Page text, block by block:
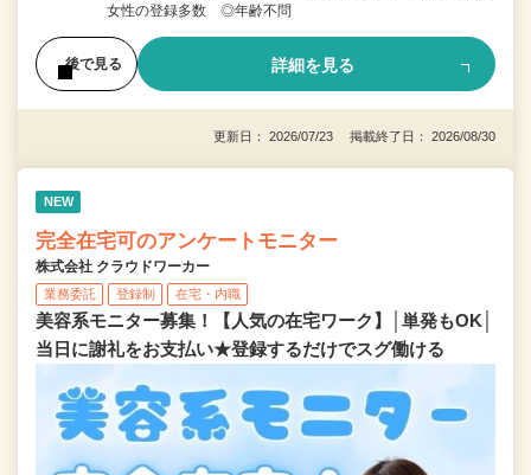
女性の登録多数 ◎年齢不問
後で見る 詳細を見る
更新日： 2026/07/23 掲載終了日： 2026/08/30
NEW
完全在宅可のアンケートモニター
株式会社 クラウドワーカー
業務委託 登録制 在宅・内職
美容系モニター募集！【人気の在宅ワーク】│単発もOK│
当日に謝礼をお支払い★登録するだけでスグ働ける